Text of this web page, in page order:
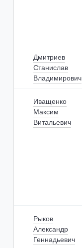
Дмитриев
Станислав
Владимирович
Иващенко
Максим
Витальевич
Рыков
Александр
Геннадьевич